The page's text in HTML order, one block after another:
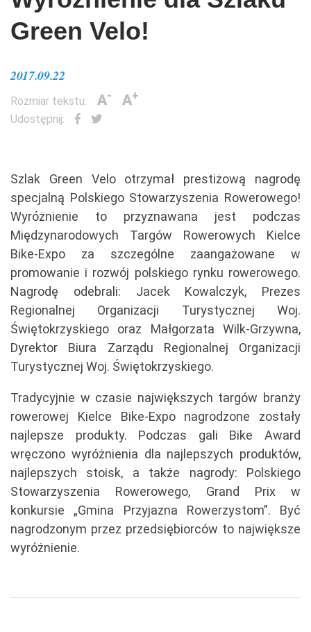
Green Velo!
2017.09.22
Rozmiar tekstu: A- A+
Udostępnij:
Szlak Green Velo otrzymał prestiżową nagrodę
specjalną Polskiego Stowarzyszenia Rowerowego!
Wyróżnienie to przyznawana jest podczas
Międzynarodowych Targów Rowerowych Kielce
Bike-Expo za szczególne zaangażowane w
promowanie i rozwój polskiego rynku rowerowego.
Nagrodę odebrali: Jacek Kowalczyk, Prezes
Regionalnej Organizacji Turystycznej Woj.
Świętokrzyskiego oraz Małgorzata Wilk-Grzywna,
Dyrektor Biura Zarządu Regionalnej Organizacji
Turystycznej Woj. Świętokrzyskiego.
Tradycyjnie w czasie największych targów branży
rowerowej Kielce Bike-Expo nagrodzone zostały
najlepsze produkty. Podczas gali Bike Award
wręczono wyróżnienia dla najlepszych produktów,
najlepszych stoisk, a także nagrody: Polskiego
Stowarzyszenia Rowerowego, Grand Prix w
konkursie „Gmina Przyjazna Rowerzystom”. Być
nagrodzonym przez przedsiębiorców to największe
wyróżnienie.